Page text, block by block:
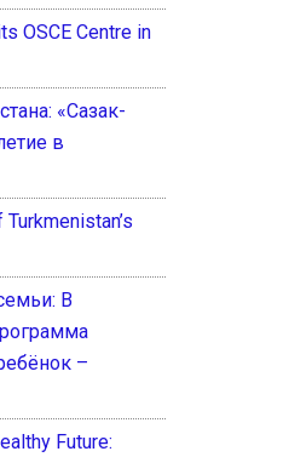
OSCE Centre in
«Сазак-
в
В
–
Future: